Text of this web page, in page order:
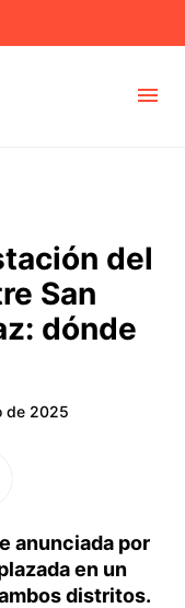
del
San
dónde
de 2025
anunciada por
en un
distritos.